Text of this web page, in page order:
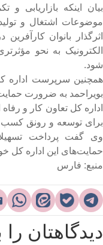
اینکه بازاریابی و
اشتغال و
بانوان
به نحو
سرپرست اداره
به ضرورت
کل تعاون کار و
توسعه و رونق کسب
گفت پرداخت
این اداره کل
فارس
را